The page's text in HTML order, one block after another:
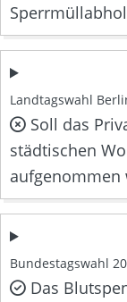
Landtagswahl
Soll das
städtischen
aufgenommen
Bundestagswahl
Das